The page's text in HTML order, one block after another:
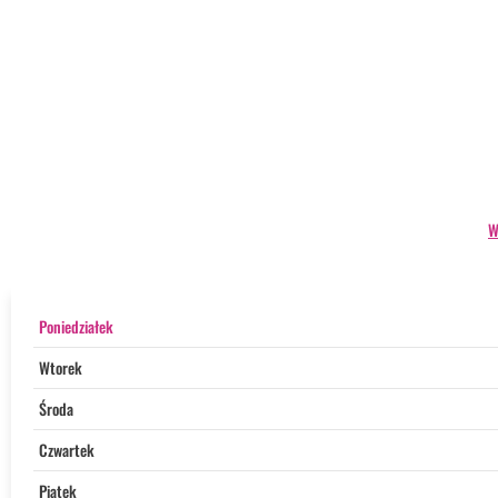
Poniedziałek
Wtorek
Środa
Czwartek
Piątek